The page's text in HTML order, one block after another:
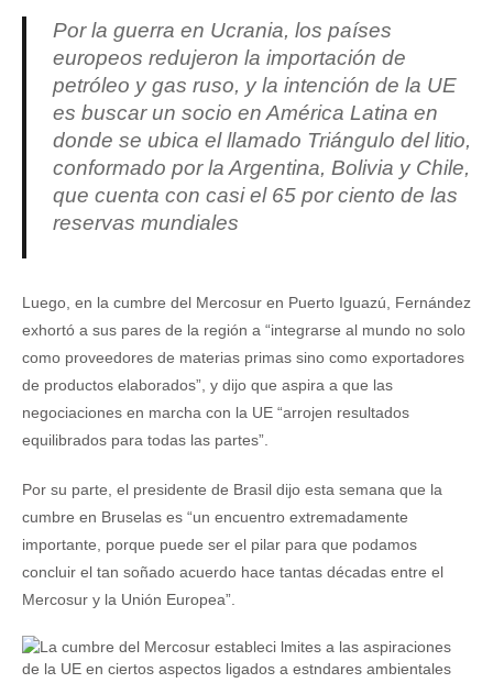
Por la guerra en Ucrania, los países
europeos redujeron la importación de
petróleo y gas ruso, y la intención de la UE
es buscar un socio en América Latina en
donde se ubica el llamado Triángulo del litio,
conformado por la Argentina, Bolivia y Chile,
que cuenta con casi el 65 por ciento de las
reservas mundiales
Luego, en la cumbre del Mercosur en Puerto Iguazú, Fernández
exhortó a sus pares de la región a “integrarse al mundo no solo
como proveedores de materias primas sino como exportadores
de productos elaborados”, y dijo que aspira a que las
negociaciones en marcha con la UE “arrojen resultados
equilibrados para todas las partes”.
Por su parte, el presidente de Brasil dijo esta semana que la
cumbre en Bruselas es “un encuentro extremadamente
importante, porque puede ser el pilar para que podamos
concluir el tan soñado acuerdo hace tantas décadas entre el
Mercosur y la Unión Europea”.